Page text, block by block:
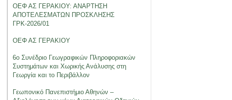
ΟΕΦ ΑΣ ΓΕΡΑΚΙΟΥ: ΑΝΑΡΤΗΣΗ
ΑΠΟΤΕΛΕΣΜΑΤΩΝ ΠΡΟΣΚΛΗΣΗΣ
ΓΡΚ-2026/01
ΟΕΦ ΑΣ ΓΕΡΑΚΙΟΥ
6ο Συνέδριο Γεωγραφικών Πληροφοριακών
Συστημάτων και Χωρικής Ανάλυσης στη
Γεωργία και το Περιβάλλον
Γεωπονικό Πανεπιστήμιο Αθηνών –